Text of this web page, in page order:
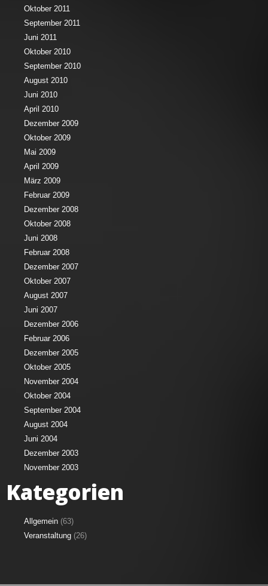
Oktober 2011
September 2011
Juni 2011
Oktober 2010
September 2010
August 2010
Juni 2010
April 2010
Dezember 2009
Oktober 2009
Mai 2009
April 2009
März 2009
Februar 2009
Dezember 2008
Oktober 2008
Juni 2008
Februar 2008
Dezember 2007
Oktober 2007
August 2007
Juni 2007
Dezember 2006
Februar 2006
Dezember 2005
Oktober 2005
November 2004
Oktober 2004
September 2004
August 2004
Juni 2004
Dezember 2003
November 2003
Kategorien
Allgemein (63)
Veranstaltung (26)